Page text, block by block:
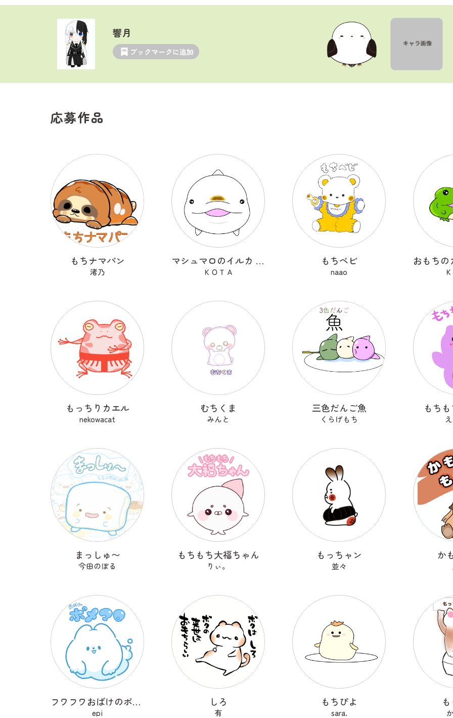
響月
ブックマークに追加
応募作品
もちナマパン
渚乃
マシュマロのイルカ まりみゅ
ＫＯＴＡ
もちベビ
naao
もっちりカエル
nekowacat
むちくま
みんと
三色だんご魚
くらげもち
もち
まっしゅ〜
今田のぼる
もちもち大福ちゃん
りぃ。
もっちャン
並々
か
フワフワおばけのポメマロ
epi
しろ
有
もちぴよ
sara.